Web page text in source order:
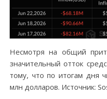
Несмотря на общий
значительный отток
тому, что по итогам дня
млн долларов. Источник: